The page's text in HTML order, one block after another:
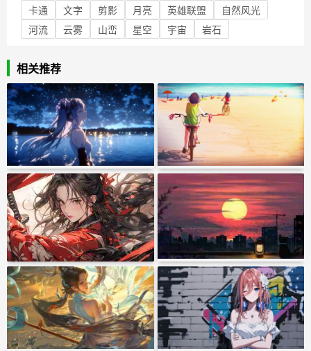
卡通
文字 剪影 月亮 英雄联盟
自然风光
河流
云雾 山峦 星空 宇宙 岩石
相关推荐